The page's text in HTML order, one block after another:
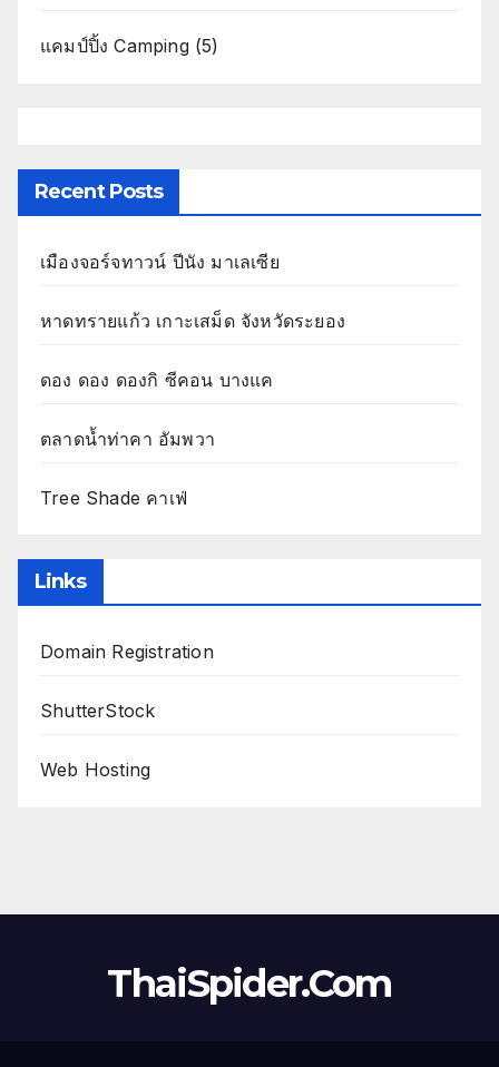
แคมป์ปิ้ง Camping(5)
Recent Posts
เมืองจอร์จทาวน์ ปีนัง มาเลเซีย
หาดทรายแก้ว เกาะเสม็ด จังหวัดระยอง
ดอง ดอง ดองกิ ซีคอน บางแค
ตลาดน้ำท่าคา อัมพวา
Tree Shade คาเฟ่
Links
Domain Registration
ShutterStock
Web Hosting
ThaiSpider.Com